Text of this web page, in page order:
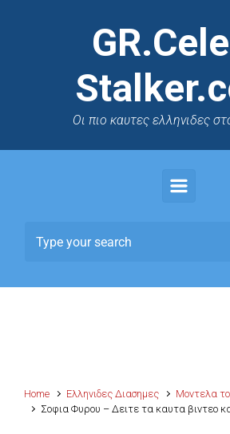
Oι πιο καυτες ελληνιδες
Home Ελληνιδες Διασημες
Μοντελα
Σοφια Φυρου – Δειτε τα καυτα βιντεο